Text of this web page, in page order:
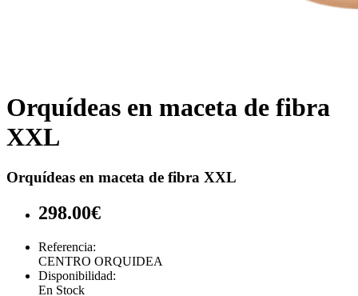
Orquídeas en maceta de fibra
XXL
Orquídeas en maceta de fibra XXL
298.00€
Referencia:
CENTRO ORQUIDEA
Disponibilidad:
En Stock